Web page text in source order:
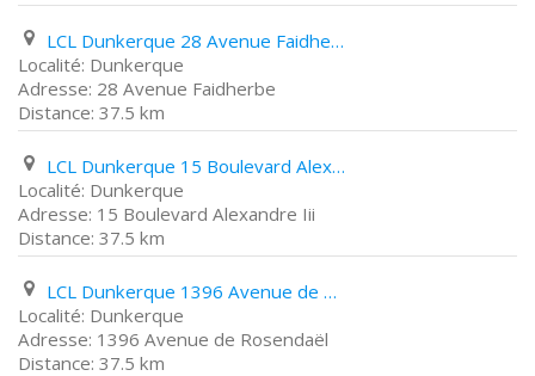
LCL Dunkerque 28 Avenue Faidherbe
Dunkerque
28 Avenue Faidherbe
37.5 km
LCL Dunkerque 15 Boulevard Alexandre Iii
Dunkerque
15 Boulevard Alexandre Iii
37.5 km
LCL Dunkerque 1396 Avenue de Rosendaël
Dunkerque
1396 Avenue de Rosendaël
37.5 km